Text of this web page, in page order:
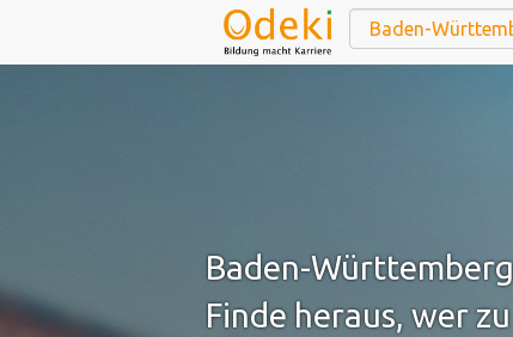
Baden-
Finde heraus, wer